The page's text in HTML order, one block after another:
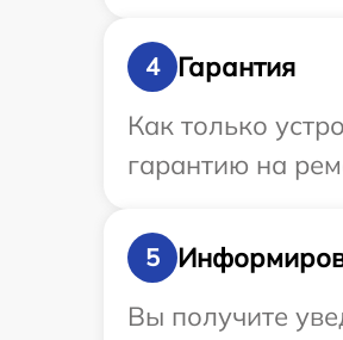
4
Гарантия
Как только
гарантию на
5
Вы получите